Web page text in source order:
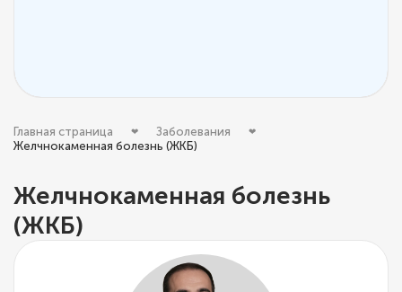
Главная страница
Заболевания
Желчнокаменная болезнь (ЖКБ)
Желчнокаменная болезнь
(ЖКБ)